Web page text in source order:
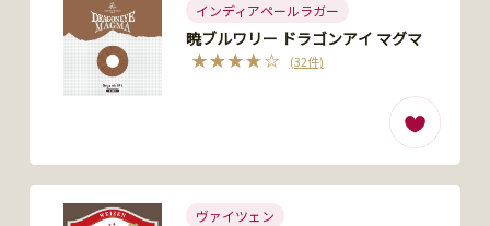
インディアペールラガー
暁ブルワリー ドラゴンアイ マグマ
(32件)
ヴァイツェン